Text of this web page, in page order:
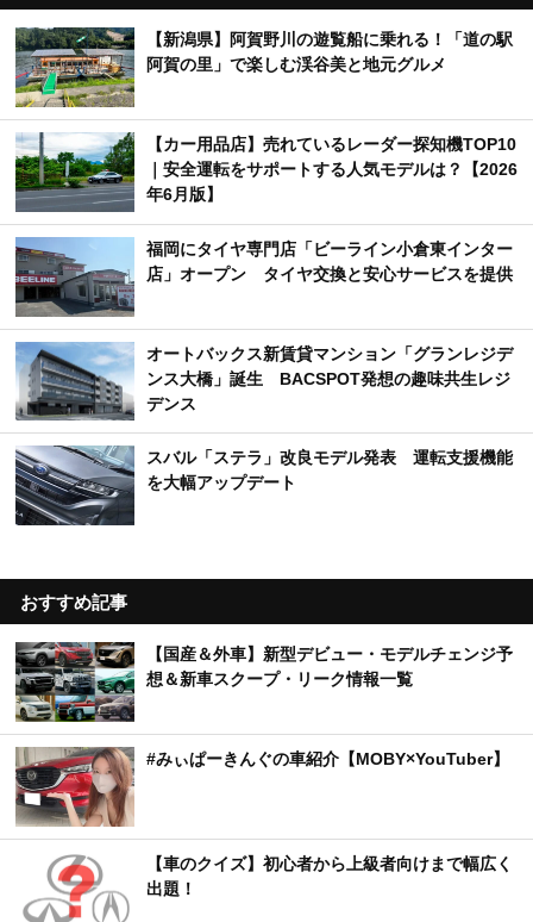
【新潟県】阿賀野川の遊覧船に乗れる！「道の駅
阿賀の里」で楽しむ渓谷美と地元グルメ
【カー用品店】売れているレーダー探知機TOP10
｜安全運転をサポートする人気モデルは？【2026
年6月版】
福岡にタイヤ専門店「ビーライン小倉東インター
店」オープン タイヤ交換と安心サービスを提供
オートバックス新賃貸マンション「グランレジデ
ンス大橋」誕生 BACSPOT発想の趣味共生レジ
デンス
スバル「ステラ」改良モデル発表 運転支援機能
を大幅アップデート
おすすめ記事
【国産＆外車】新型デビュー・モデルチェンジ予
想＆新車スクープ・リーク情報一覧
#みぃぱーきんぐの車紹介【MOBY×YouTuber】
【車のクイズ】初心者から上級者向けまで幅広く
出題！